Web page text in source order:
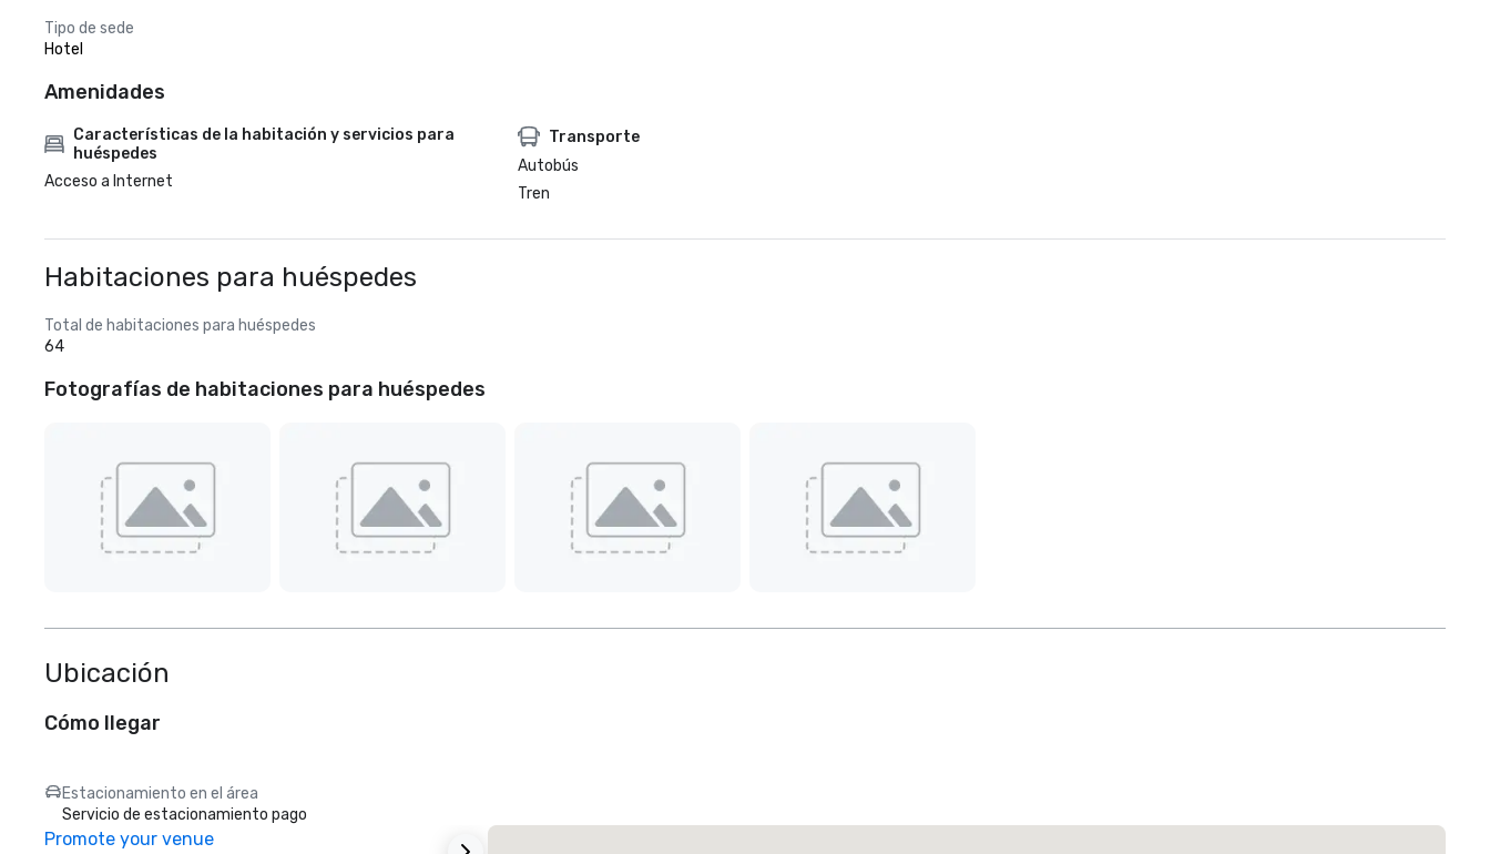
Tipo de sede
Hotel
Amenidades
Características de la habitación y servicios para
huéspedes
Acceso a Internet
Transporte
Autobús
Tren
Habitaciones para huéspedes
Total de habitaciones para huéspedes
64
Fotografías de habitaciones para huéspedes
Ubicación
Cómo llegar
Estacionamiento en el área
Servicio de estacionamiento pago
Promote your venue